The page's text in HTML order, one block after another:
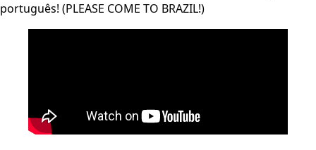
português! (PLEASE COME TO BRAZIL!)